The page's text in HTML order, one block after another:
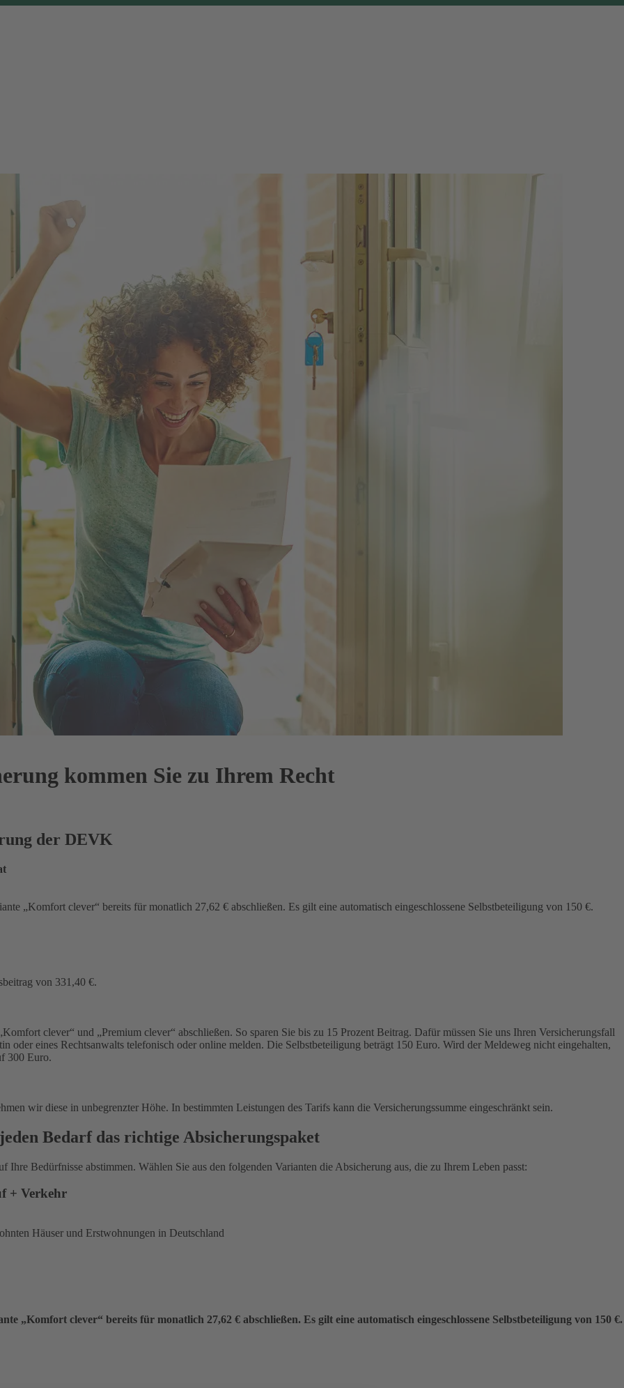
kommen Sie zu Ihrem Recht
der DEVK
„Komfort clever“ bereits für monatlich 27,62 € abschließen. Es gilt eine automatisch eingeschlossene Selbstbeteiligung von 150 €.
von 331,40 €.
clever“ und „Premium clever“ abschließen. So sparen Sie bis zu 15 Prozent Beitrag. Dafür müssen Sie uns Ihren Versicherungsfall
oder eines Rechtsanwalts telefonisch oder online melden. Die Selbstbeteiligung beträgt 150 Euro. Wird der Meldeweg nicht eingehalten,
300 Euro.
wir diese in unbegrenzter Höhe. In bestimmten Leistungen des Tarifs kann die Versicherungssumme eingeschränkt sein.
Bedarf das richtige Absicherungspaket
Ihre Bedürfnisse abstimmen. Wählen Sie aus den folgenden Varianten die Absicherung aus, die zu Ihrem Leben passt:
+ Verkehr
Häuser und Erstwohnungen in Deutschland
„Komfort clever“ bereits für monatlich 27,62 € abschließen. Es gilt eine automatisch eingeschlossene Selbstbeteiligung von 150 €.